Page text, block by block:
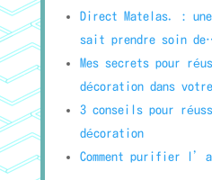
Direct Matelas. :
sait prendre soin
Mes secrets pour
décoration dans
3 conseils pour
décoration
Comment purifier